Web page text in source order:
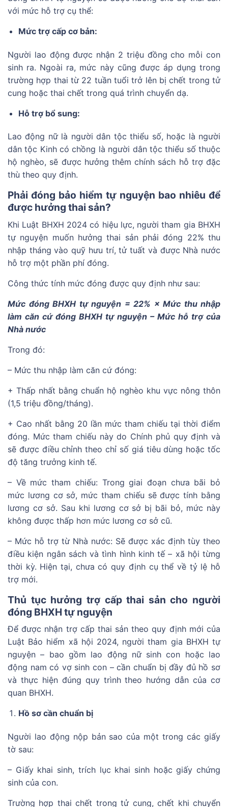
với mức hỗ trợ cụ thể:
Mức trợ cấp cơ bản:
Người lao động được nhận 2 triệu đồng cho mỗi con
sinh ra. Ngoài ra, mức này cũng được áp dụng trong
trường hợp thai từ 22 tuần tuổi trở lên bị chết trong tử
cung hoặc thai chết trong quá trình chuyển dạ.
Hỗ trợ bổ sung:
Lao động nữ là người dân tộc thiểu số, hoặc là người
dân tộc Kinh có chồng là người dân tộc thiểu số thuộc
hộ nghèo, sẽ được hưởng thêm chính sách hỗ trợ đặc
thù theo quy định.
Phải đóng bảo hiểm tự nguyện bao nhiêu để
được hưởng thai sản?
Khi Luật BHXH 2024 có hiệu lực, người tham gia BHXH
tự nguyện muốn hưởng thai sản phải đóng 22% thu
nhập tháng vào quỹ hưu trí, tử tuất và được Nhà nước
hỗ trợ một phần phí đóng.
Công thức tính mức đóng được quy định như sau:
Mức đóng BHXH tự nguyện = 22% × Mức thu nhập
làm căn cứ đóng BHXH tự nguyện – Mức hỗ trợ của
Nhà nước
Trong đó:
– Mức thu nhập làm căn cứ đóng:
+ Thấp nhất bằng chuẩn hộ nghèo khu vực nông thôn
(1,5 triệu đồng/tháng).
+ Cao nhất bằng 20 lần mức tham chiếu tại thời điểm
đóng. Mức tham chiếu này do Chính phủ quy định và
sẽ được điều chỉnh theo chỉ số giá tiêu dùng hoặc tốc
độ tăng trưởng kinh tế.
– Về mức tham chiếu: Trong giai đoạn chưa bãi bỏ
mức lương cơ sở, mức tham chiếu sẽ được tính bằng
lương cơ sở. Sau khi lương cơ sở bị bãi bỏ, mức này
không được thấp hơn mức lương cơ sở cũ.
– Mức hỗ trợ từ Nhà nước: Sẽ được xác định tùy theo
điều kiện ngân sách và tình hình kinh tế – xã hội từng
thời kỳ. Hiện tại, chưa có quy định cụ thể về tỷ lệ hỗ
trợ mới.
Thủ tục hưởng trợ cấp thai sản cho người
đóng BHXH tự nguyện
Để được nhận trợ cấp thai sản theo quy định mới của
Luật Bảo hiểm xã hội 2024, người tham gia BHXH tự
nguyện – bao gồm lao động nữ sinh con hoặc lao
động nam có vợ sinh con – cần chuẩn bị đầy đủ hồ sơ
và thực hiện đúng quy trình theo hướng dẫn của cơ
quan BHXH.
Hồ sơ cần chuẩn bị
Người lao động nộp bản sao của một trong các giấy
tờ sau:
– Giấy khai sinh, trích lục khai sinh hoặc giấy chứng
sinh của con.
Trường hợp thai chết trong tử cung, chết khi chuyển